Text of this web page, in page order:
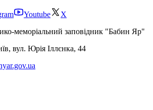
Youtube
X
меморіальний заповідник "Бабин Яр"
вул. Юрія Іллєнка, 44